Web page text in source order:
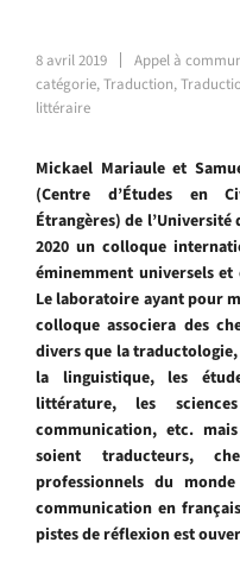
8 avril 2019 Appel à
catégorie,Traduction,
littéraire
Mickael Mariaule et
(Centre d’Études en
Étrangères) de
2020 un colloque
éminemment universels
Le laboratoire ayant pour
colloque associera des
divers que la
la linguistique, les
littérature, les
communication, etc.
soient traducteurs,
professionnels du
communication en
pistes de réflexion est